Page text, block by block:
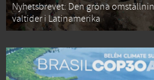
Nyhetsbrevet: Den gröna
valtider i Latinamerika